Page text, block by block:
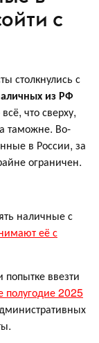
с
столкнулись с
из РФ
что сверху,
таможне. Во-
в России, за
ограничен.
наличные с
её с
попытке ввезти
полугодие 2025